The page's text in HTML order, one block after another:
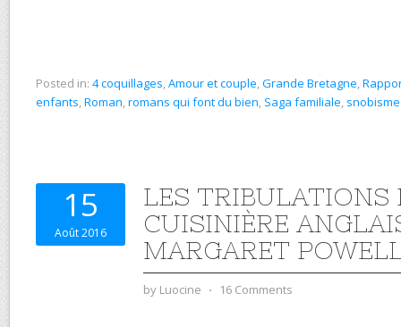
Posted in: 4 coquillages,Amour et couple,Grande Bretagne,
enfants,Roman,romans qui font du bien, Saga familiale, snobisme
15
Août 2016
LES TRIBULATIONS
CUISINIÈRE
MARGARET
by Luocine ⋅ 16 Comments